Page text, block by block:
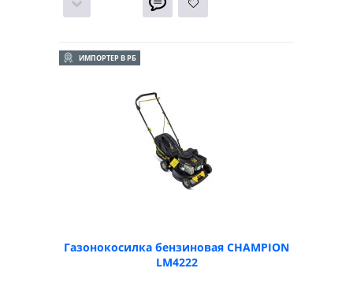
ИМПОРТЕР В РБ
Газонокосилка бензиновая CHAMPION
LM4222